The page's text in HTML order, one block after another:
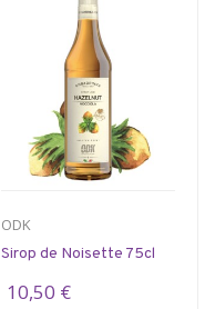
ODK
Sirop de Noisette 75cl
10,50 €